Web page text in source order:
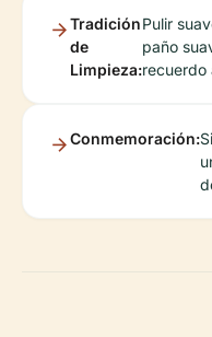
Tradición
de
Limpieza:
Pulir
paño
recuerdo
Conmemoración: